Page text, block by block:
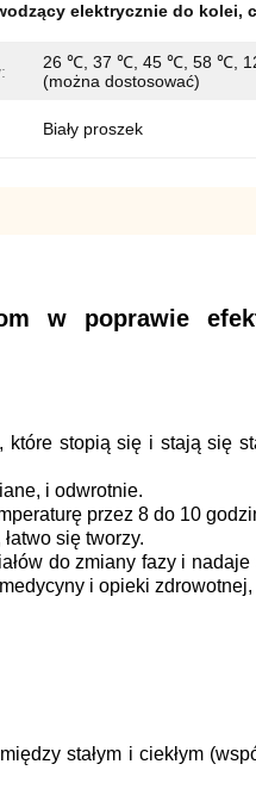
elektrycznie do kolei,
26 ℃, 37 ℃, 45 ℃, 58 ℃,
(można dostosować)
Biały proszek
w poprawie
stopią się i stają się
i odwrotnie.
przez 8 do 10
się tworzy.
do zmiany fazy i
i opieki
stałym i ciekłym